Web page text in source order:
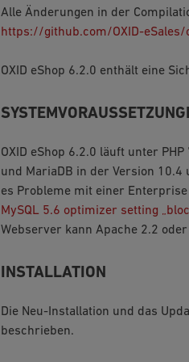
Alle Änderungen in der
https://github.com/OXID-
OXID eShop 6.2.0 enthält eine
OXID eShop 6.2.0 läuft unter
und MariaDB in der Version
es Probleme mit einer
MySQL 5.6 optimizer setting
Webserver kann Apache 2.2
INSTALLATION
Die Neu-Installation und das
beschrieben.